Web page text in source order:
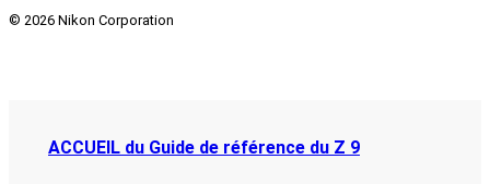
© 2026 Nikon Corporation
ACCUEIL du Guide de référence du Z 9